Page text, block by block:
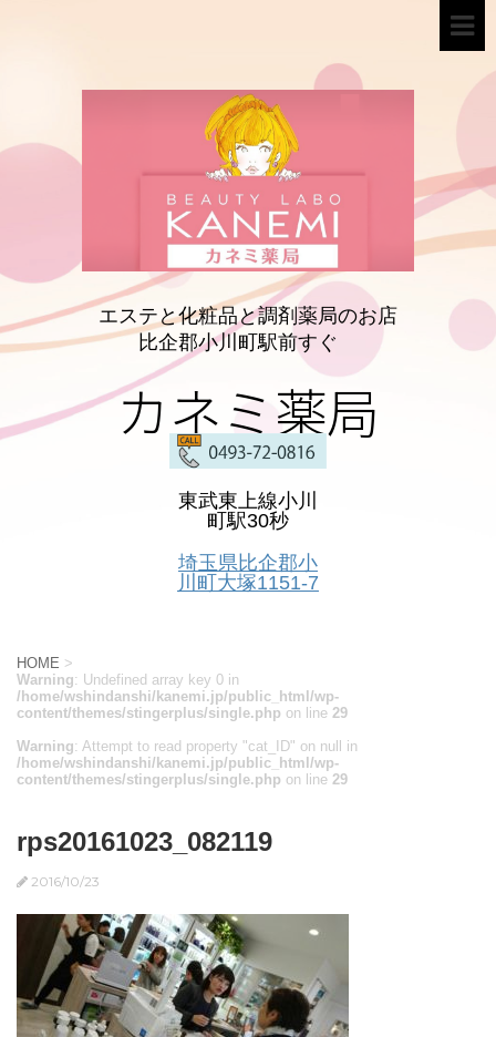
エステと化粧品と調剤薬局のお店
比企郡小川町駅前すぐ
カネミ薬局
東武東上線小川
町駅30秒
埼玉県比企郡小
川町大塚1151-7
HOME >
Warning: Undefined array key 0 in
/home/wshindanshi/kanemi.jp/public_html/wp-
content/themes/stingerplus/single.php on line 29
Warning: Attempt to read property "cat_ID" on null in
/home/wshindanshi/kanemi.jp/public_html/wp-
content/themes/stingerplus/single.php on line 29
rps20161023_082119
2016/10/23